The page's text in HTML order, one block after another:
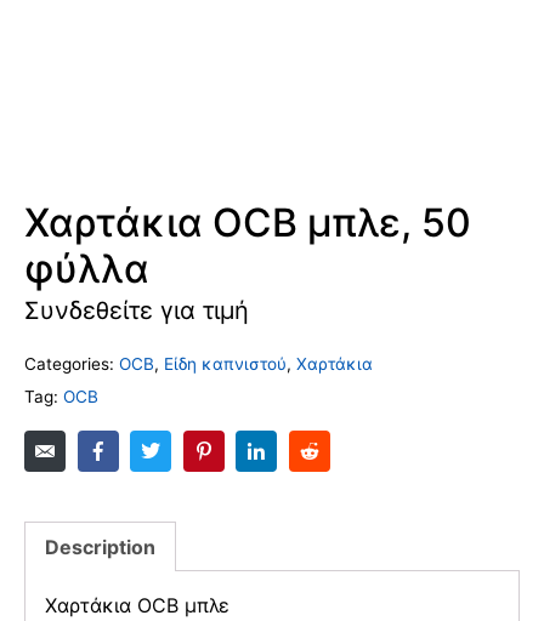
Χαρτάκια OCB μπλε, 50
φύλλα
Συνδεθείτε για τιμή
Categories: OCB, Είδη καπνιστού, Χαρτάκια
Tag: OCB
Description
Χαρτάκια OCB μπλε